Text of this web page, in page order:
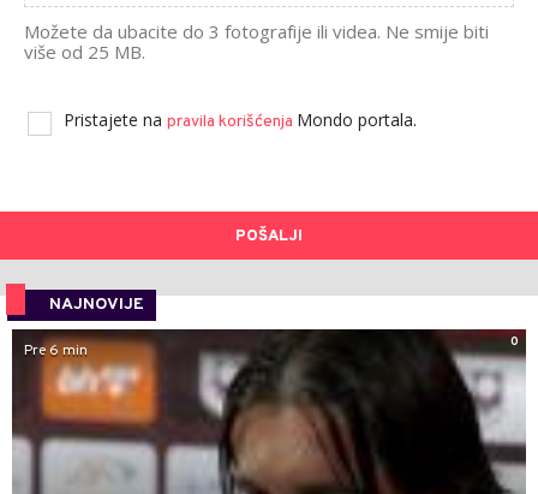
Možete da ubacite do 3 fotografije ili videa. Ne smije biti
više od 25 MB.
Pristajete na pravila korišćenja Mondo portala.
POŠALJI
NAJNOVIJE
0
Pre 6 min